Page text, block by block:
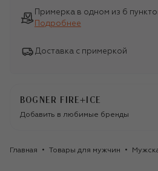
Примерка в одном из 6
Подробнее
Доставка с примеркой
BOGNER FIRE+ICE
Добавить в любимые бренды
Главная Товары для мужчин